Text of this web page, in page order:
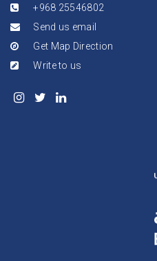
+968 25546802
Send us email
Get Map Direction
Write to us